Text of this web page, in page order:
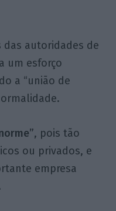
das autoridades de
um esforço
a “união de
, pois tão
ou privados, e
empresa